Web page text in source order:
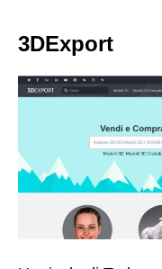
3DExport